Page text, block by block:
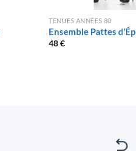
TENUES ANNÉES 80
Ensemble Pattes
48€